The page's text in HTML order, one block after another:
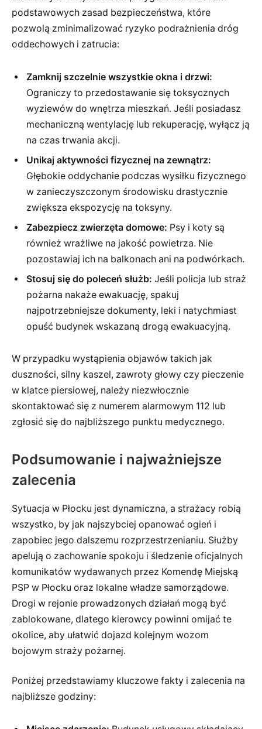
podstawowych zasad bezpieczeństwa, które
pozwolą zminimalizować ryzyko podrażnienia dróg
oddechowych i zatrucia:
Zamknij szczelnie wszystkie okna i drzwi:
Ograniczy to przedostawanie się toksycznych
wyziewów do wnętrza mieszkań. Jeśli posiadasz
mechaniczną wentylację lub rekuperację, wyłącz ją
na czas trwania akcji.
Unikaj aktywności fizycznej na zewnątrz:
Głębokie oddychanie podczas wysiłku fizycznego
w zanieczyszczonym środowisku drastycznie
zwiększa ekspozycję na toksyny.
Zabezpiecz zwierzęta domowe: Psy i koty są
również wrażliwe na jakość powietrza. Nie
pozostawiaj ich na balkonach ani na podwórkach.
Stosuj się do poleceń służb: Jeśli policja lub straż
pożarna nakaże ewakuację, spakuj
najpotrzebniejsze dokumenty, leki i natychmiast
opuść budynek wskazaną drogą ewakuacyjną.
W przypadku wystąpienia objawów takich jak
duszności, silny kaszel, zawroty głowy czy pieczenie
w klatce piersiowej, należy niezwłocznie
skontaktować się z numerem alarmowym 112 lub
zgłosić się do najbliższego punktu medycznego.
Podsumowanie i najważniejsze
zalecenia
Sytuacja w Płocku jest dynamiczna, a strażacy robią
wszystko, by jak najszybciej opanować ogień i
zapobiec jego dalszemu rozprzestrzenianiu. Służby
apelują o zachowanie spokoju i śledzenie oficjalnych
komunikatów wydawanych przez Komendę Miejską
PSP w Płocku oraz lokalne władze samorządowe.
Drogi w rejonie prowadzonych działań mogą być
zablokowane, dlatego kierowcy powinni omijać te
okolice, aby ułatwić dojazd kolejnym wozom
bojowym straży pożarnej.
Poniżej przedstawiamy kluczowe fakty i zalecenia na
najbliższe godziny: